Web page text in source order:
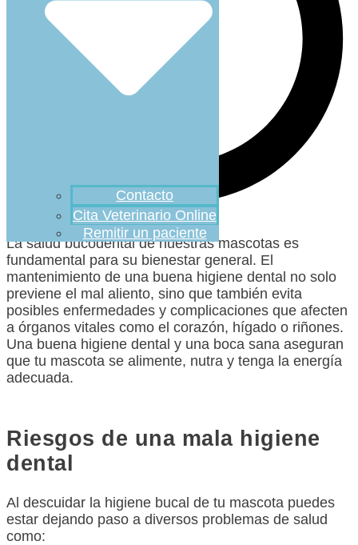
Contacto
Cita Veterinario Online
Remitir un paciente
La salud bucodental de nuestras mascotas es
fundamental para su bienestar general. El
mantenimiento de una buena higiene dental no solo
previene el mal aliento, sino que también evita
posibles enfermedades y complicaciones que afecten
a órganos vitales como el corazón, hígado o riñones.
Una buena higiene dental y una boca sana aseguran
que tu mascota se alimente, nutra y tenga la energía
adecuada.
Riesgos de una mala higiene
dental
Al descuidar la higiene bucal de tu mascota puedes
estar dejando paso a diversos problemas de salud
como: